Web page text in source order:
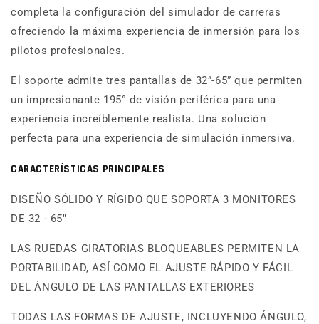
completa la configuración del simulador de carreras
ofreciendo la máxima experiencia de inmersión para los
pilotos profesionales.
El soporte admite tres pantallas de 32”-65” que permiten
un impresionante 195° de visión periférica para una
experiencia increíblemente realista. Una solución
perfecta para una experiencia de simulación inmersiva.
CARACTERÍSTICAS PRINCIPALES
DISEÑO SÓLIDO Y RÍGIDO QUE SOPORTA 3 MONITORES
DE 32 - 65"
LAS RUEDAS GIRATORIAS BLOQUEABLES PERMITEN LA
PORTABILIDAD, ASÍ COMO EL AJUSTE RÁPIDO Y FÁCIL
DEL ÁNGULO DE LAS PANTALLAS EXTERIORES
TODAS LAS FORMAS DE AJUSTE, INCLUYENDO ÁNGULO,